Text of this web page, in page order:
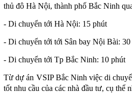
thủ đô Hà Nội, thành phố Bắc Ninh
- Di chuyển tới Hà Nội: 15 phút
- Di chuyển tới tới Sân bay Nội Bài: 30
- Di chuyển tới Tp Bắc Ninh: 10 phút
Từ dự án VSIP Bắc Ninh việc di
tốt nhu cầu của các nhà đầu tư, cụ thể